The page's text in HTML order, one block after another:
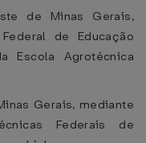
de Minas Gerais,
de Educação
Escola Agrotécnica
Gerais, mediante
Federais de